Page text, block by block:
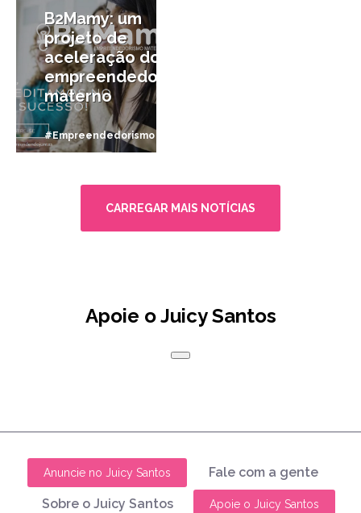
B2Mamy: um
projeto de
aceleração do
empreendedorismo
materno
#Empreendedorismo
CARREGAR MAIS NOTÍCIAS
Apoie o Juicy Santos
Anuncie no Juicy Santos Fale com a gente
Sobre o Juicy Santos Apoie o Juicy Santos